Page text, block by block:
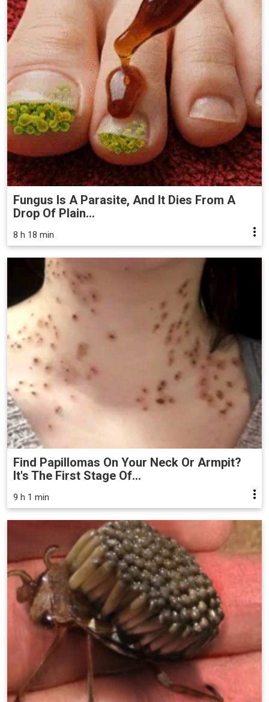
Fungus Is A Parasite, And It Dies From A
Drop Of Plain...
8 h 18 min
Find Papillomas On Your Neck Or Armpit?
It's The First Stage Of...
9 h 1 min